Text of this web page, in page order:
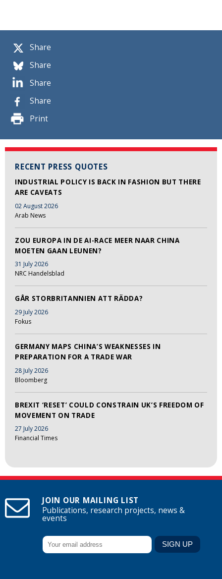
Share
Share
Share
Share
Print
RECENT PRESS QUOTES
INDUSTRIAL POLICY IS BACK IN FASHION BUT THERE
ARE CAVEATS
02 August 2026
Arab News
ZOU EUROPA IN DE AI-RACE MEER NAAR CHINA
MOETEN GAAN LEUNEN?
31 July 2026
NRC Handelsblad
GÅR STORBRITANNIEN ATT RÄDDA?
29 July 2026
Fokus
GERMANY MAPS CHINA’S WEAKNESSES IN
PREPARATION FOR A TRADE WAR
28 July 2026
Bloomberg
BREXIT ‘RESET’ COULD CONSTRAIN UK’S FREEDOM OF
MOVEMENT ON TRADE
27 July 2026
Financial Times
JOIN OUR MAILING LIST
Publications, research projects, news &
events